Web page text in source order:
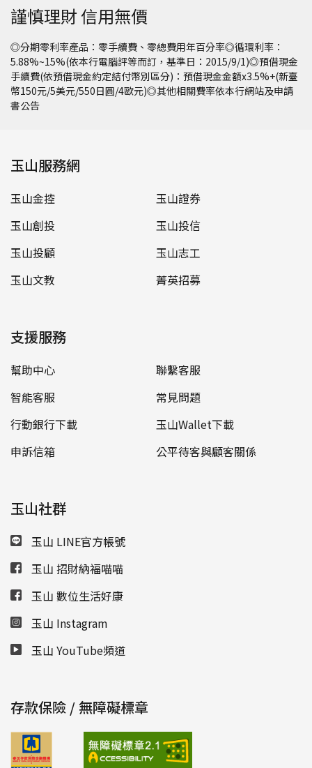
謹慎理財 信用無價
◎分期零利率產品：零手續費、零總費用年百分率◎循環利率：
5.88%~15%(依本行電腦評等而訂，基準日：2015/9/1)◎預借現金
手續費(依預借現金約定結付幣別區分)：預借現金金額x3.5%+(新臺
幣150元/5美元/550日圓/4歐元)◎其他相關費率依本行網站及申請
書公告
玉山服務網
玉山金控
玉山證券
玉山創投
玉山投信
玉山投顧
玉山志工
玉山文教
菁英招募
支援服務
幫助中心
聯繫客服
智能客服
常見問題
行動銀行下載
玉山Wallet下載
申訴信箱
公平待客與顧客關係
玉山社群
玉山 LINE官方帳號
玉山 招財納福喵喵
玉山 數位生活好康
玉山 Instagram
玉山 YouTube頻道
存款保險 / 無障礙標章